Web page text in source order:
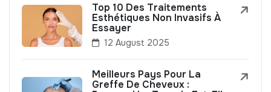
Top 10 Des Traitements
Esthétiques Non Invasifs À
Essayer
12 August 2025
Meilleurs Pays Pour La
Greffe De Cheveux :